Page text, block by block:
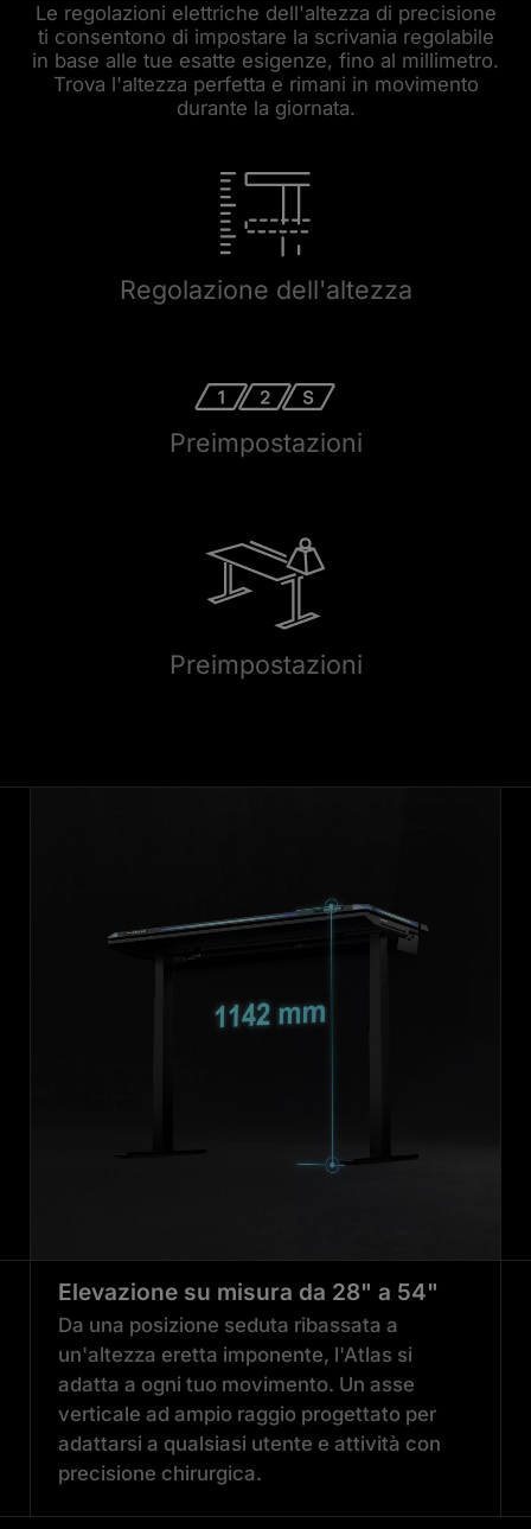
Le regolazioni elettriche dell'altezza di precisione
ti consentono di impostare la scrivania regolabile
in base alle tue esatte esigenze, fino al millimetro.
Trova l'altezza perfetta e rimani in movimento
durante la giornata.
Regolazione dell'altezza
Preimpostazioni
Preimpostazioni
Elevazione su misura da 28" a 54"
Da una posizione seduta ribassata a
un'altezza eretta imponente, l'Atlas si
adatta a ogni tuo movimento. Un asse
verticale ad ampio raggio progettato per
adattarsi a qualsiasi utente e attività con
precisione chirurgica.